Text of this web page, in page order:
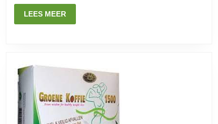
LEES MEER
MEER